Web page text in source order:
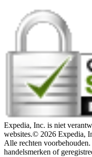
Expedia, Inc. is niet
websites.© 2026 Expedia,
Alle rechten
handelsmerken of